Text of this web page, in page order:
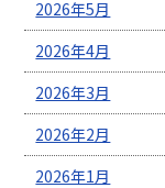
2026年5月
2026年4月
2026年3月
2026年2月
2026年1月